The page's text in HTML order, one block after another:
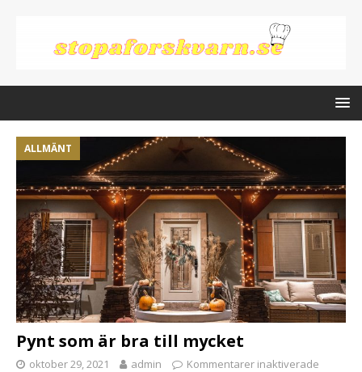
ALLMÄNT
Pynt som är bra till mycket
oktober 29, 2021 admin Kommentarer inaktiverade